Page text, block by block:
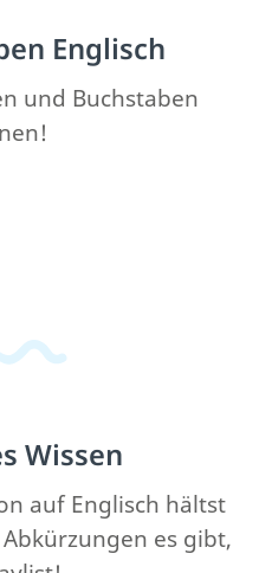
Englisch
und Buchstaben
Wissen
auf Englisch hältst
es gibt,